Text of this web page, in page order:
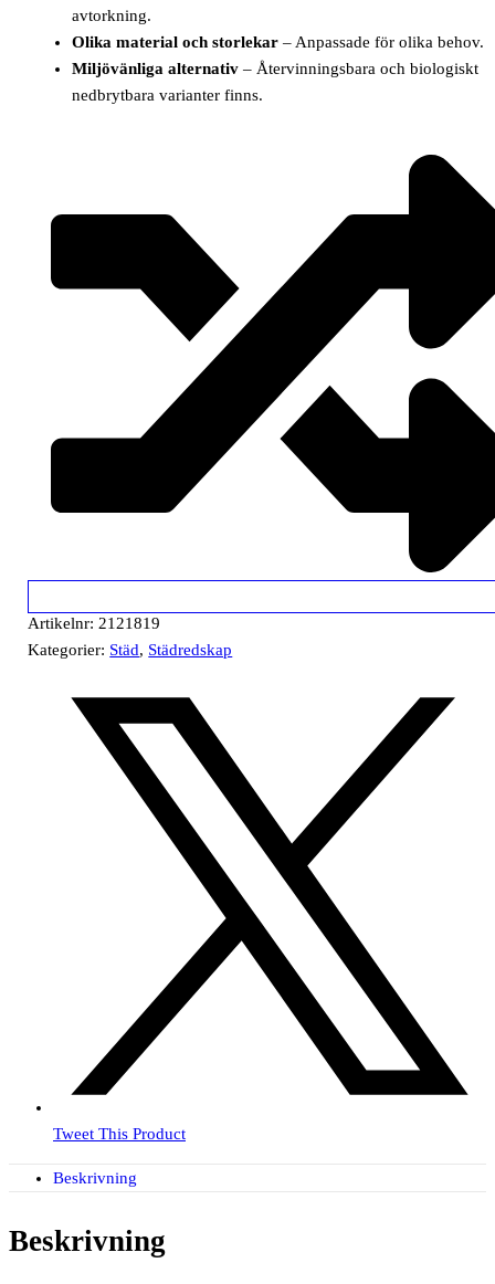
avtorkning.
Olika material och storlekar – Anpassade för olika behov.
Miljövänliga alternativ – Återvinningsbara och biologiskt
nedbrytbara varianter finns.
Artikelnr: 2121819
Kategorier: Städ, Städredskap
Tweet This Product
Beskrivning
Beskrivning